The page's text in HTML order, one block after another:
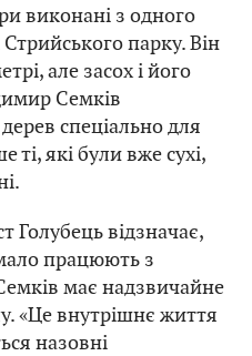
виконані з одного
Стрийського парку. Він
але засох і його
Семків
спеціально для
ті, які були вже сухі,
Голубець відзначає,
працюють з
має надзвичайне
«Це внутрішнє життя
назовні